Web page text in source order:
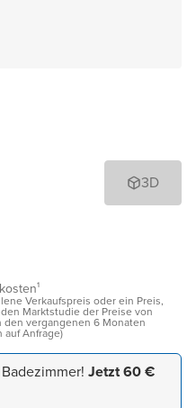
3D
Verkaufspreis oder ein Preis,
Marktstudie der Preise von
vergangenen 6 Monaten
Anfrage)
Jetzt 60 €